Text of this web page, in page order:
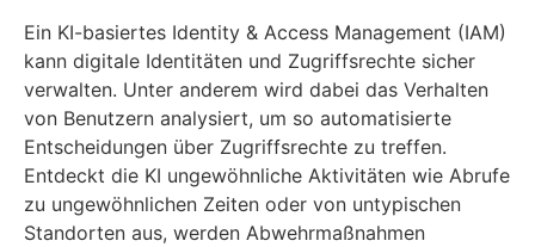
Ein KI-basiertes Identity & Access Management (IAM)
kann digitale Identitäten und Zugriffsrechte sicher
verwalten. Unter anderem wird dabei das Verhalten
von Benutzern analysiert, um so automatisierte
Entscheidungen über Zugriffsrechte zu treffen.
Entdeckt die KI ungewöhnliche Aktivitäten wie Abrufe
zu ungewöhnlichen Zeiten oder von untypischen
Standorten aus, werden Abwehrmaßnahmen